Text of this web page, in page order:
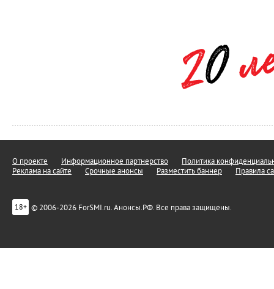
О проекте Информационное партнерство
Политика
Реклама на сайте
Срочные анонсы Разместить баннер Правила
18+ © 2006-2026 ForSMI.ru. Анонсы.РФ. Все права защищены.